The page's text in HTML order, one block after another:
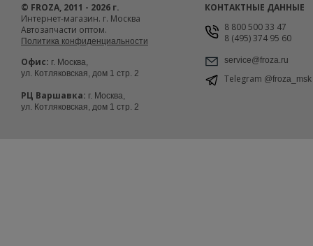
© FROZA, 2011 - 2026 г.
Интернет-магазин. г. Москва
Автозапчасти оптом.
Политика конфиденциальности
Офис: г. Москва,
ул. Котляковская, дом 1 стр. 2
РЦ Варшавка: г. Москва,
ул. Котляковская, дом 1 стр. 2
КОНТАКТНЫЕ ДАННЫЕ
8 800 500 33 47
8 (495) 374 95 60
service@froza.ru
Telegram @froza_msk